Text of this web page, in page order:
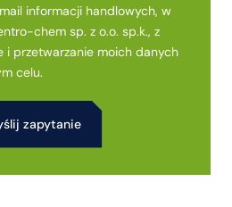
informacji handlowych, w
chem sp. z o.o. sp.k., z
i przetwarzanie moich danych
celu.